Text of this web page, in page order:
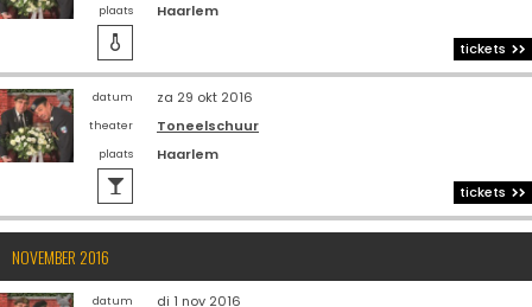
plaats Haarlem
 tickets
datum za 29 okt 2016
theater Toneelschuur
plaats Haarlem
 tickets
NOVEMBER 2016
datum di 1 nov 2016